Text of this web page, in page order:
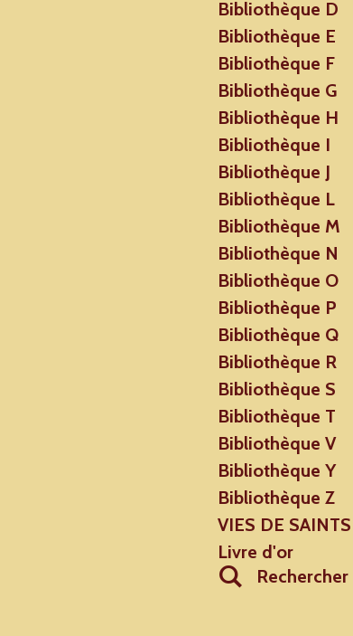
Bibliothèque D
Bibliothèque E
Bibliothèque F
Bibliothèque G
Bibliothèque H
Bibliothèque I
Bibliothèque J
Bibliothèque L
Bibliothèque M
Bibliothèque N
Bibliothèque O
Bibliothèque P
Bibliothèque Q
Bibliothèque R
Bibliothèque S
Bibliothèque T
Bibliothèque V
Bibliothèque Y
Bibliothèque Z
VIES DE SAINTS
Livre d'or
Rechercher